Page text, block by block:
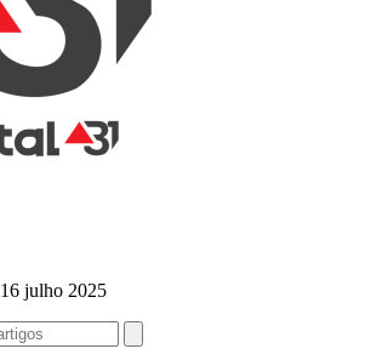
16 julho 2025